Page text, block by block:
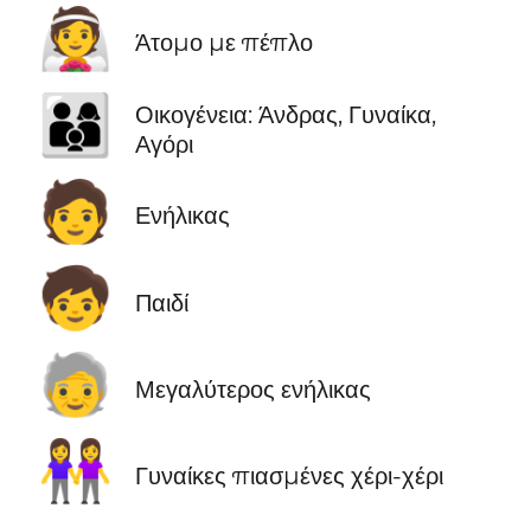
👰 Άτομο με πέπλο
👨‍👩‍👦
Οικογένεια: Άνδρας, Γυναίκα,
Αγόρι
🧑 Ενήλικας
🧒 Παιδί
🧓 Μεγαλύτερος ενήλικας
👭 Γυναίκες πιασμένες χέρι-χέρι